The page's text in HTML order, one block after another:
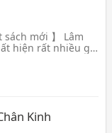
sách mới 】 Lâm
hiện rất nhiều giả
Kinh